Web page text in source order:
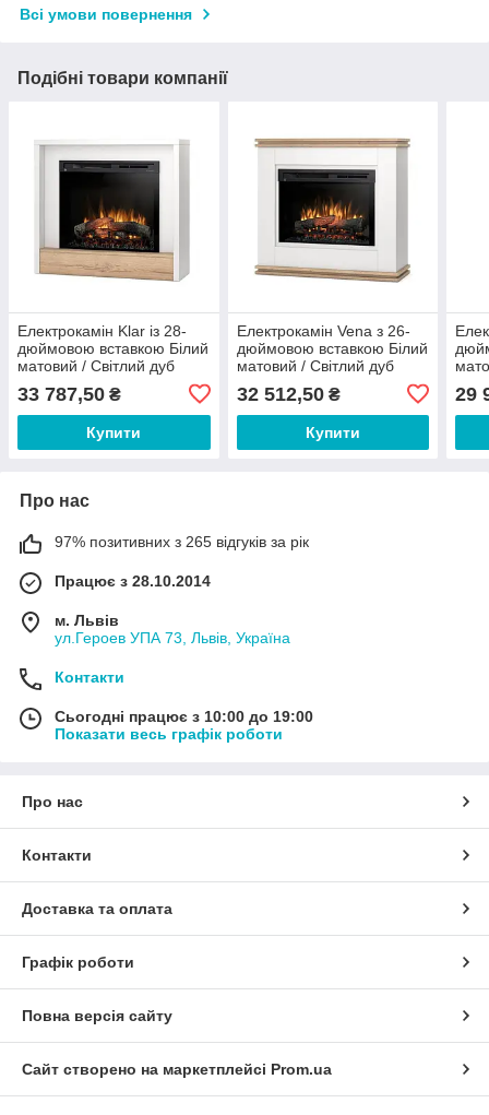
Всі умови повернення
Подібні товари компанії
Електрокамін Klar із 28-
дюймовою вставкою Білий
матовий / Світлий дуб
33 787,50 ₴
Купити
Електрокамін Vena з 26-
дюймовою вставкою Білий
матовий / Світлий дуб
32 512,50₴
Купити
29
Про нас
97% позитивних з 265 відгуків за рік
Працює з 28.10.2014
м. Львів
ул.Героев УПА 73, Львів, Україна
Контакти
Сьогодні працює з 10:00 до 19:00
Показати весь графік роботи
Про нас
Контакти
Доставка та оплата
Графік роботи
Повна версія сайту
Сайт створено на маркетплейсі Prom.ua